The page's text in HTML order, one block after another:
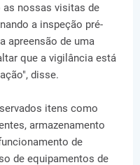
as nossas visitas de
a inspeção pré-
apreensão de uma
que a vigilância está
disse.
itens como
armazenamento
de
de equipamentos de